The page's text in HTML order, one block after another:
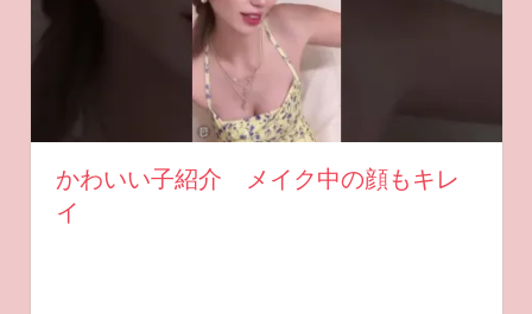
かわいい子紹介 メイク中の顔もキレ
イ